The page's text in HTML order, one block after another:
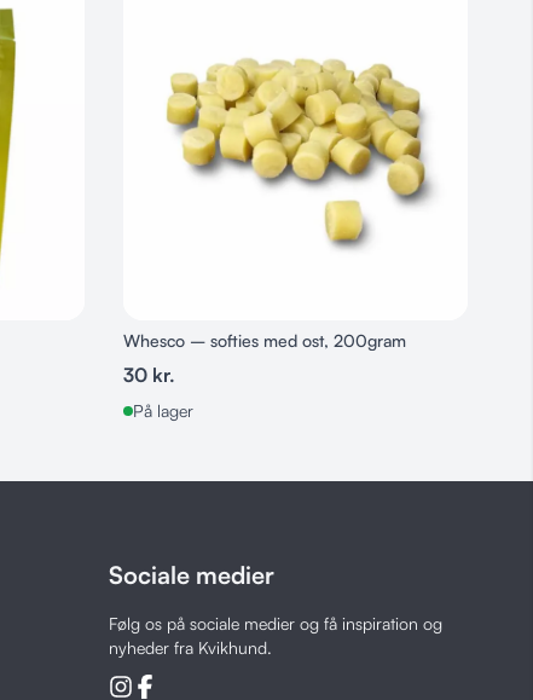
Whesco – softies med ost, 200gram
30 kr.
På lager
Sociale medier
Følg os på sociale medier og få inspiration og
nyheder fra Kvikhund.